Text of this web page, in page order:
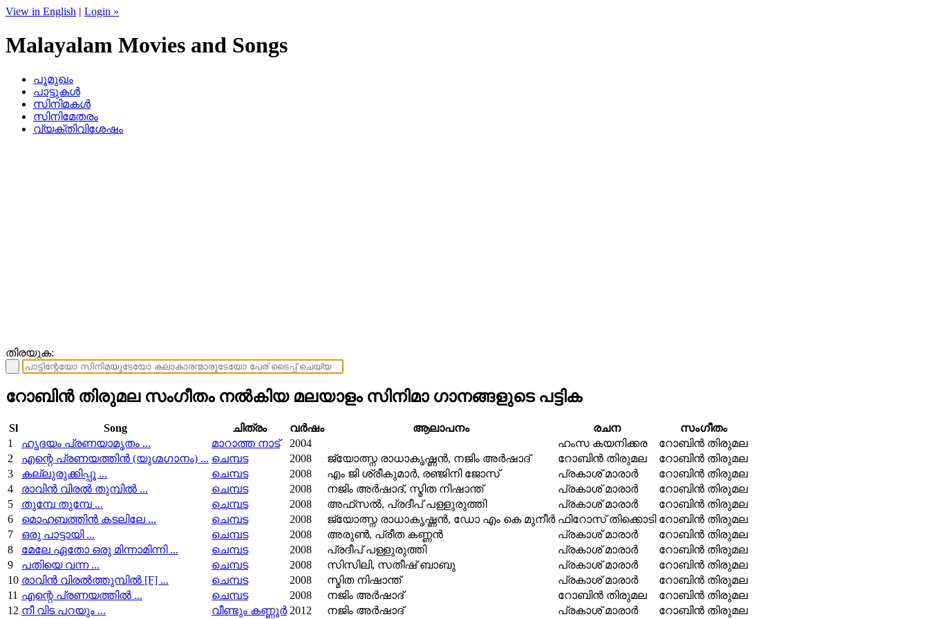
View in English | Login »
Malayalam Movies and Songs
പൂമുഖം
പാട്ടുകള്‍
സിനിമകള്‍
സിനിമേതരം
വ്യക്തിവിശേഷം
തിരയുക:
റോബിന്‍ തിരുമല സംഗീതം നല്‍കിയ മലയാളം സിനിമാ ഗാനങ്ങളുടെ പട്ടിക
Sl Song ചിത്രം വര്‍ഷം ആലാപനം രചന
സംഗീതം
1
ഹൃദയം പ്രണയാമൃതം ... മാറാത്ത നാട് 2004 ഹംസ കയനിക്കര
റോബിന്‍ തിരുമല
2
എന്റെ പ്രണയത്തിന്‍ (യുഗ്മഗാനം) ... ചെമ്പട 2008 ജ്യോത്സ്ന രാധാകൃഷ്ണൻ, നജിം അര്‍ഷാദ്‌ റോബിന്‍ തിരുമല
റോബിന്‍ തിരുമല
3
കല്ലുരുക്കിപ്പൂ ... ചെമ്പട 2008 എം ജി ശ്രീകുമാർ, രഞ്ജിനി ജോസ്‌ പ്രകാശ് മാരാര്‍
റോബിന്‍ തിരുമല
4
രാവിന്‍ വിരല്‍ തുമ്പില്‍ ... ചെമ്പട 2008 നജിം അര്‍ഷാദ്‌, സ്മിത നിഷാന്ത്‌ പ്രകാശ് മാരാര്‍
റോബിന്‍ തിരുമല
5
തുമ്പേ തുമ്പേ ... ചെമ്പട 2008 അഫ്‌സല്‍, പ്രദീപ്‌ പള്ളുരുത്തി പ്രകാശ് മാരാര്‍
റോബിന്‍ തിരുമല
6
മൊഹബത്തിന്‍ കടലിലേ ... ചെമ്പട 2008 ജ്യോത്സ്ന രാധാകൃഷ്ണൻ, ഡോ എം കെ മുനീർ ഫിറോസ് തിക്കൊടി റോബിന്‍ തിരുമല
7
ഒരു പാട്ടായി ... ചെമ്പട 2008 അരുൺ, പ്രീത കണ്ണൻ പ്രകാശ് മാരാര്‍
റോബിന്‍ തിരുമല
8
മേലേ ഏതോ ഒരു മിന്നാമിന്നി ... ചെമ്പട 2008 പ്രദീപ്‌ പള്ളുരുത്തി പ്രകാശ് മാരാര്‍
റോബിന്‍ തിരുമല
9
പതിയെ വന്ന ... ചെമ്പട 2008 സിസിലി, സതീഷ്‌ ബാബു പ്രകാശ് മാരാര്‍
റോബിന്‍ തിരുമല
10 രാവിന്‍ വിരല്‍ത്തുമ്പില്‍ [F] ... ചെമ്പട 2008 സ്മിത നിഷാന്ത്‌ പ്രകാശ് മാരാര്‍
റോബിന്‍ തിരുമല
11 എന്റെ പ്രണയത്തില്‍ ... ചെമ്പട 2008 നജിം അര്‍ഷാദ്‌ റോബിന്‍ തിരുമല
റോബിന്‍ തിരുമല
12 നീ വിട പറയും ... വീണ്ടും കണ്ണൂർ 2012 നജിം അര്‍ഷാദ്‌ പ്രകാശ് മാരാര്‍ റോബിന്‍ തിരുമല